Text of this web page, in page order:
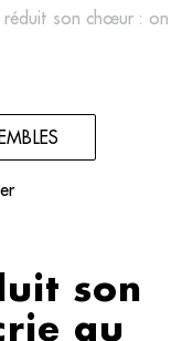
réduit son chœur : on
son
au